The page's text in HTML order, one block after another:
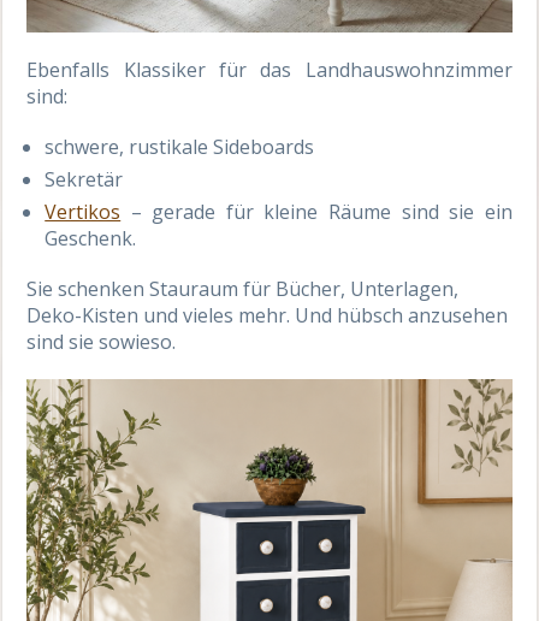
Ebenfalls Klassiker für das Landhauswohnzimmer
sind:
schwere, rustikale Sideboards
Sekretär
Vertikos – gerade für kleine Räume sind sie ein
Geschenk.
Sie schenken Stauraum für Bücher, Unterlagen,
Deko-Kisten und vieles mehr. Und hübsch anzusehen
sind sie sowieso.